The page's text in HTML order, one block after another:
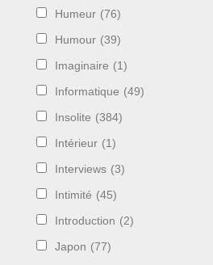
Humeur (76)
Humour (39)
Imaginaire (1)
Informatique (49)
Insolite (384)
Intérieur (1)
Interviews (3)
Intimité (45)
Introduction (2)
Japon (77)